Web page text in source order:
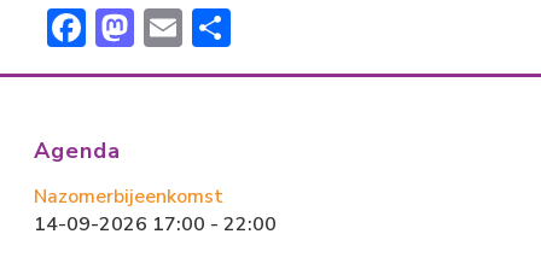
F
ac
b
o
ok
M
a
d
o
E
m el
Agenda
Nazomerbijeenkomst
14-09-2026 17:00 - 22:00